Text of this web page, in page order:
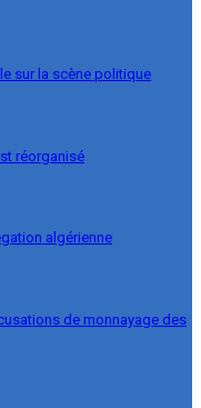
sur la scène politique
réorganisé
algérienne
de monnayage des